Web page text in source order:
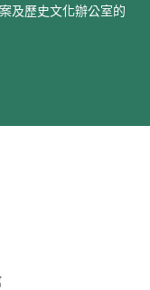
及歷史文化辦公室的